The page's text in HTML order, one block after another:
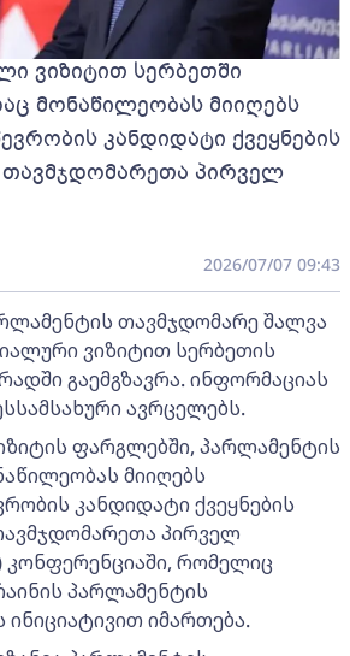
ვიზიტით სერბეთში
მონაწილეობას მიიღებს
კანდიდატი ქვეყნების
თავმჯდომარეთა პირველ
2026/07/07 09:43
თავმჯდომარე შალვა
ვიზიტით სერბეთის
გაემგზავრა. ინფორმაციას
ავრცელებს.
ფარგლებში, პარლამენტის
მიიღებს
კანდიდატი ქვეყნების
პირველ
რომელიც
პარლამენტის
იმართება.